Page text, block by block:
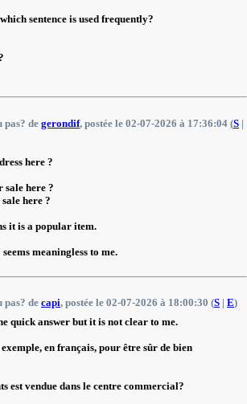
sentence is used frequently?
pas? de gerondif, postée le 02-07-2026 à 17:36:04 (S |
here ?
sale here ?
here ?
it is a popular item.
meaningless to me.
pas? de capi, postée le 02-07-2026 à 18:00:30 (S | E)
quick answer but it is not clear to me.
en français, pour être sûr de bien
est vendue dans le centre commercial?